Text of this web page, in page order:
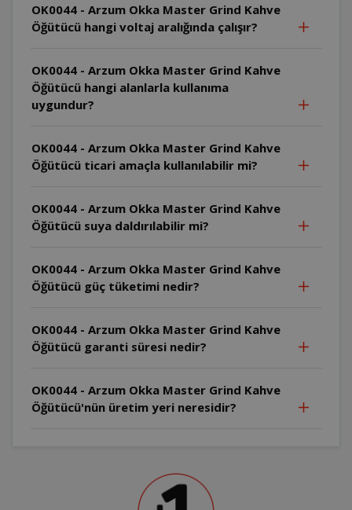
OK0044 - Arzum Okka Master Grind Kahve
Öğütücü hangi voltaj aralığında çalışır?
OK0044 - Arzum Okka Master Grind Kahve
Öğütücü hangi alanlarla kullanıma
uygundur?
OK0044 - Arzum Okka Master Grind Kahve
Öğütücü ticari amaçla kullanılabilir mi?
OK0044 - Arzum Okka Master Grind Kahve
Öğütücü suya daldırılabilir mi?
OK0044 - Arzum Okka Master Grind Kahve
Öğütücü güç tüketimi nedir?
OK0044 - Arzum Okka Master Grind Kahve
Öğütücü garanti süresi nedir?
OK0044 - Arzum Okka Master Grind Kahve
Öğütücü'nün üretim yeri neresidir?